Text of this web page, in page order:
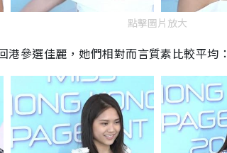
點擊圖片放大
港參選佳麗，她們相對而言質素比較平均：